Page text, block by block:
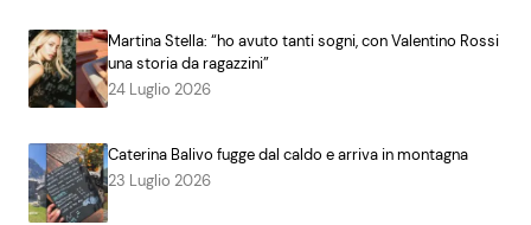
Martina Stella: “ho avuto tanti sogni, con Valentino Rossi
una storia da ragazzini”
24 Luglio 2026
Caterina Balivo fugge dal caldo e arriva in montagna
23 Luglio 2026